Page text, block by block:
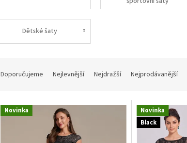
Dětské šaty
n
Doporučujeme Nejlevnější Nejdražší Nejprodávanější
V Novinka
Novinka
Black